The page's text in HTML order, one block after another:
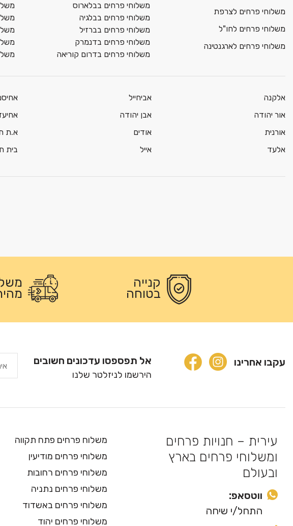
משלוחי פרחים לצרפת
משלוחי פרחים לחו"ל
משלוחי פרחים לארגנטינה
משלוחי פרחים בבלארוס
משלוחי פרחים בבלגיה
משלוחי פרחים בברזיל
משלוחי פרחים בדנמרק
משלוחי פרחים בדרום קוריאה
אלקנה
אור יהודה
אורנית
אלעד
אביחייל
אבן יהודה
אודים
אייל
א.ת
בית
קנייה
בטוחה
עקבו אחרינו אל תפספסו עדכונים חשובים
הירשמו לניזלטר שלנו
עירית – חנויות פרחים
ומשלוחי פרחים בארץ
ובעולם
ווטסאפ:
התחל/י שיחה
משלוח פרחים פתח תקווה
משלוחי פרחים מודיעין
משלוחי פרחים רחובות
משלוחי פרחים נתניה
משלוחי פרחים באשדוד
משלוחי פרחים יהוד